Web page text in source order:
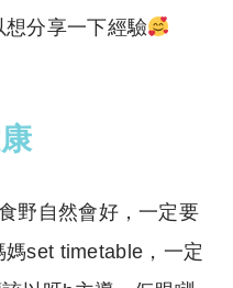
想分享一下經驗
野自然會好，一定要
set timetable，一定